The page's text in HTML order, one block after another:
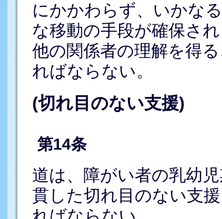
にかかわらず、いかな
な移動の手段が確保さ
他の関係者の理解を得
ればならない。
(切れ目のない支援)
第14条
道は、障がい者の乳幼
貫した切れ目のない支